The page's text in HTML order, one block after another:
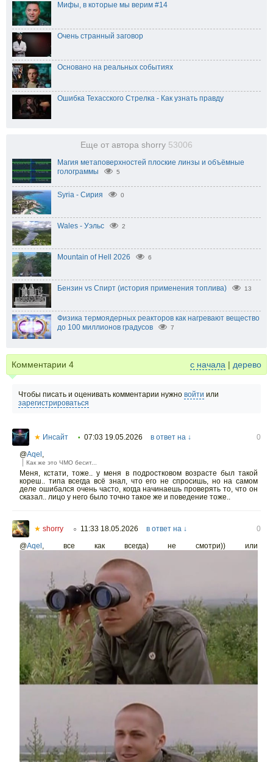
Мифы, в которые мы верим #14
Очень странный заговор
Основано на реальных событиях
Ошибка Техасского Стрелка - Как узнать правду
Еще от автора shorry 53006
Магия метаповерхностей плоские линзы и объёмные
голограммы
5
Syria - Сирия 0
Wales - Уэльс 2
Mountain of Hell 2026 6
Бензин vs Спирт (история применения топлива) 13
Физика термоядерных реакторов как нагревают вещество
до 100 миллионов градусов
7
Комментарии 4 с начала | дерево
Чтобы писать и оценивать комментарии нужно войти или
зарегистрироваться
★ Инсайт • 07:03 19.05.2026 в ответ на ↓
0
@Aqel,
Как же это ЧМО бесит...
Меня, кстати, тоже.. у меня в подростковом возрасте был такой
кореш.. типа всегда всё знал, что его не спросишь, но на самом
деле ошибался очень часто, когда начинаешь проверять то, что он
сказал.. лицо у него было точно такое же и поведение тоже..
★ shorry ○ 11:33 18.05.2026 в ответ на ↓
0
@Aqel, все как всегда) не смотри)) или